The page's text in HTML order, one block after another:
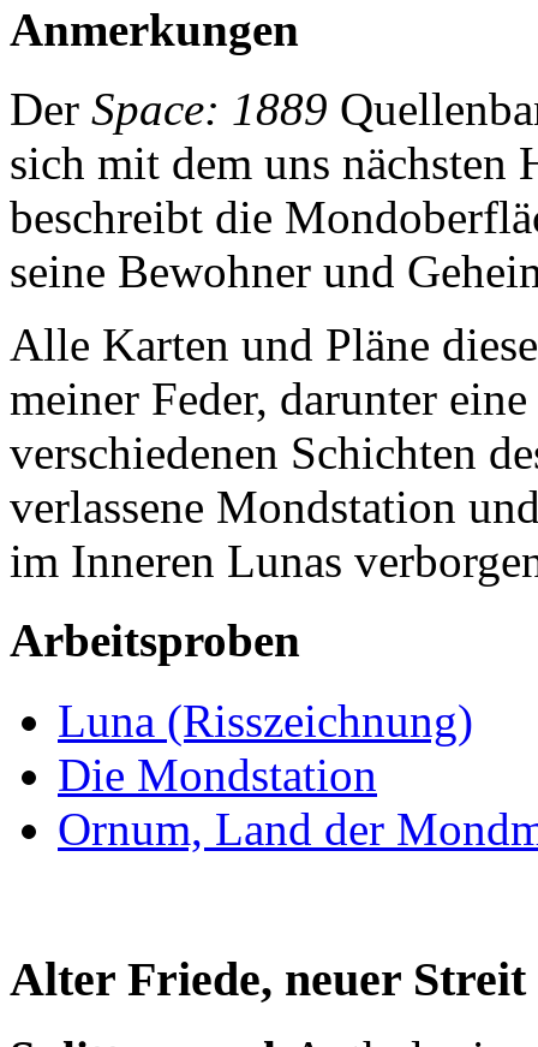
Anmerkungen
Der Space: 1889
sich mit dem uns
beschreibt die
seine Bewohner und
Alle Karten und Pläne
meiner Feder, darunter
verschiedenen Schichten
verlassene Mondstation
im Inneren Lunas
Arbeitsproben
Luna (Risszeichnung)
Die Mondstation
Ornum, Land der
Alter Friede, neuer Streit